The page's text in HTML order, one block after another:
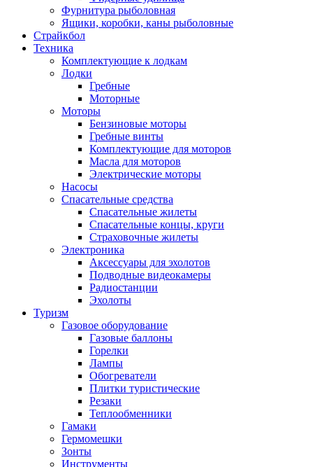
Фурнитура рыболовная
Ящики, коробки, каны рыболовные
Страйкбол
Техника
Комплектующие к лодкам
Лодки
Гребные
Моторные
Моторы
Бензиновые моторы
Гребные винты
Комплектующие для моторов
Масла для моторов
Электрические моторы
Насосы
Спасательные средства
Спасательные жилеты
Спасательные концы, круги
Страховочные жилеты
Электроника
Аксессуары для эхолотов
Подводные видеокамеры
Радиостанции
Эхолоты
Туризм
Газовое оборудование
Газовые баллоны
Горелки
Лампы
Обогреватели
Плитки туристические
Резаки
Теплообменники
Гамаки
Гермомешки
Зонты
Инструменты